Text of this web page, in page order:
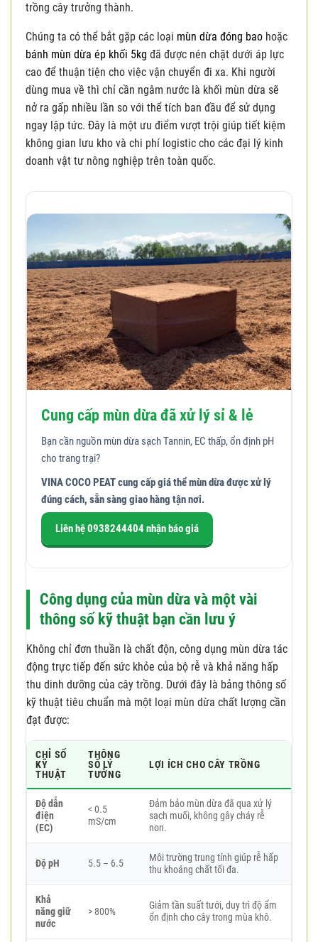
trồng cây trưởng thành.
Chúng ta có thể bắt gặp các loại mùn dừa đóng bao hoặc
bánh mùn dừa ép khối 5kg đã được nén chặt dưới áp lực
cao để thuận tiện cho việc vận chuyển đi xa. Khi người
dùng mua về thì chỉ cần ngâm nước là khối mùn dừa sẽ
nở ra gấp nhiều lần so với thể tích ban đầu để sử dụng
ngay lập tức. Đây là một ưu điểm vượt trội giúp tiết kiệm
không gian lưu kho và chi phí logistic cho các đại lý kinh
doanh vật tư nông nghiệp trên toàn quốc.
Cung cấp mùn dừa đã xử lý sỉ & lẻ
Bạn cần nguồn mùn dừa sạch Tannin, EC thấp, ổn định pH
cho trang trại?
VINA COCO PEAT cung cấp giá thể mùn dừa được xử lý
đúng cách, sẵn sàng giao hàng tận nơi.
Liên hệ0938244404 nhận báo giá
Công dụng của mùn dừa và một vài
thông số kỹ thuật bạn cần lưu ý
Không chỉ đơn thuần là chất độn, công dụng mùn dừa tác
động trực tiếp đến sức khỏe của bộ rễ và khả năng hấp
thu dinh dưỡng của cây trồng. Dưới đây là bảng thông số
kỹ thuật tiêu chuẩn mà một loại mùn dừa chất lượng cần
đạt được:
CHỈ SỐ
KỸ
THUẬT
THÔNG
SỐ LÝ
TƯỞNG
LỢI ÍCH CHO CÂY TRỒNG
Độ dẫn
điện
(EC)
< 0.5
mS/cm
Đảm bảo mùn dừa đã qua xử lý
sạch muối, không gây cháy rễ
non.
Độ pH 5.5 – 6.5
Môi trường trung tính giúp rễ hấp
thu khoáng chất tối đa.
Khả
năng giữ
nước
> 800%
Giảm tần suất tưới, duy trì độ ẩm
ổn định cho cây trong mùa khô.